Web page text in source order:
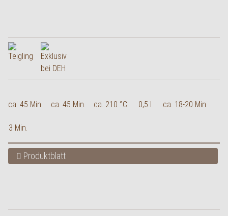
ca. 45 Min. ca. 45 Min. ca. 210 °C 0,5 l ca. 18-20 Min.
3 Min.
Produktblatt